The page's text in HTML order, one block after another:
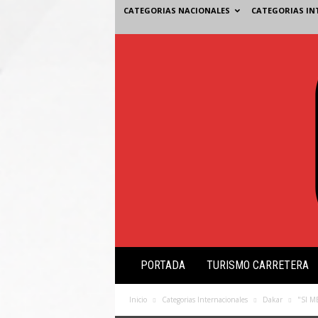
CATEGORIAS NACIONALES CATEGORIAS
s
ó
PORTADA TURISMO CARRETERA
Inicio Categorias Internacionales Dakar "SI